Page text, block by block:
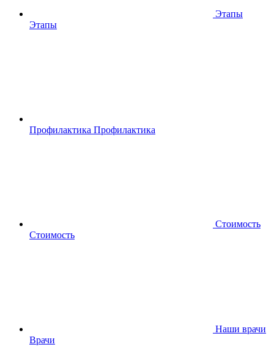
Этапы
Этапы
Профилактика Профилактика
Стоимость
Стоимость
Наши врачи
Врачи